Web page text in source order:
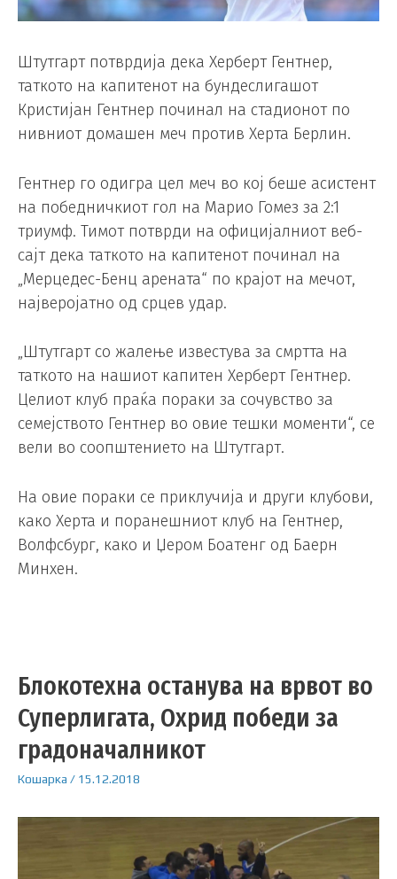
Штутгарт потврдија дека Херберт Гентнер,
таткото на капитенот на бундеслигашот
Кристијан Гентнер починал на стадионот по
нивниот домашен меч против Херта Берлин.
Гентнер го одигра цел меч во кој беше асистент
на победничкиот гол на Марио Гомез за 2:1
триумф. Тимот потврди на официјалниот веб-
сајт дека таткото на капитенот починал на
„Мерцедес-Бенц арената“ по крајот на мечот,
најверојатно од срцев удар.
„Штутгарт со жалење известува за смртта на
таткото на нашиот капитен Херберт Гентнер.
Целиот клуб праќа пораки за сочувство за
семејството Гентнер во овие тешки моменти“, се
вели во соопштението на Штутгарт.
На овие пораки се приклучија и други клубови,
како Херта и поранешниот клуб на Гентнер,
Волфсбург, како и Џером Боатенг од Баерн
Минхен.
Блокотехна останува на врвот во
Суперлигата, Охрид победи за
градоначалникот
Кошарка / 15.12.2018